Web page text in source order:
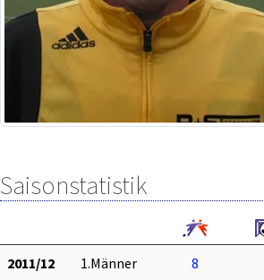
Saisonstatistik
2011/12 1.Männer 8